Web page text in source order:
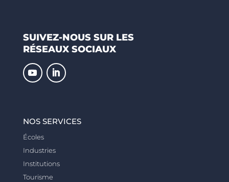
SUIVEZ-NOUS SUR LES
RÉSEAUX SOCIAUX
NOS SERVICES
Écoles
Industries
Institutions
Tourisme